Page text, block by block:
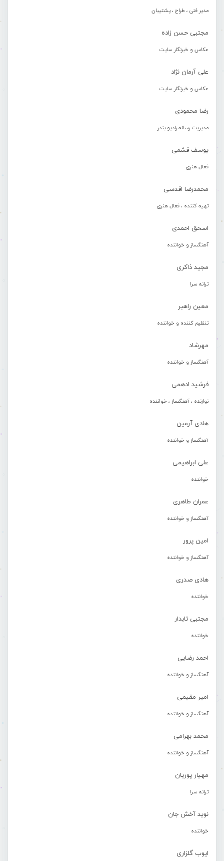
مدیر فنی ، طراح ، پشتیبان
مجتبی حسن زاده
عکاس و خبرنگار سایت
علی آرمان نژاد
عکاس و خبرنگار سایت
رضا محمودی
مدیریت رسانه رادیو بندر
یوسف قشمی
فعال هنری
محمدرضا اقدسی
تهیه کننده ، فعال هنری
اسحق احمدی
آهنگساز و خواننده
مجید ذاکری
ترانه سرا
معین راهبر
تنظیم کننده و خواننده
مهرشاد
آهنگساز و خواننده
فرشید ادهمی
نوازنده ، آهنگساز ، خواننده
هادی آرمین
آهنگساز و خواننده
علی ابراهیمی
خواننده
عمران طاهری
آهنگساز و خواننده
امین پرور
آهنگساز و خواننده
هادی صدری
خواننده
مجتبی تابدار
خواننده
احمد رضایی
آهنگساز و خواننده
امیر مقیمی
آهنگساز و خواننده
محمد بهرامی
آهنگساز و خواننده
مهیار پوریان
ترانه سرا
نوید آخش جان
خواننده
ایوب گلزاری